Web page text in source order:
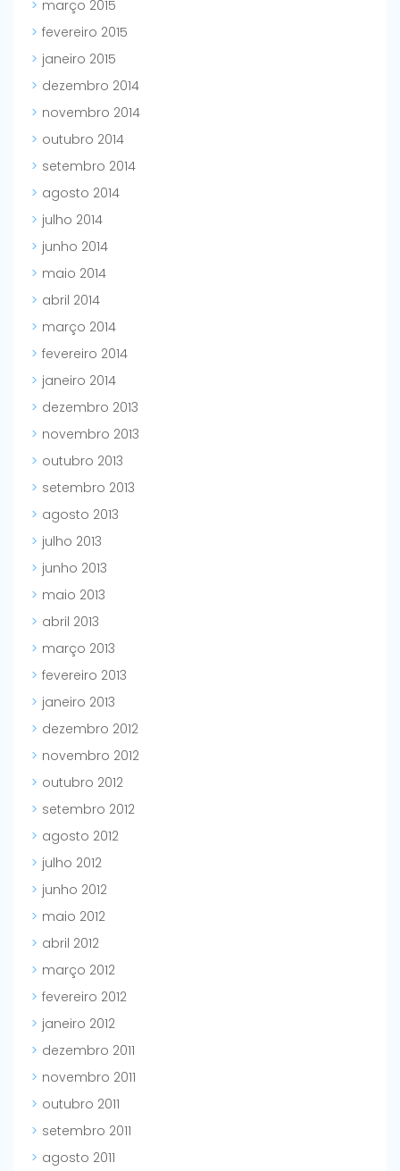
março 2015
fevereiro 2015
janeiro 2015
dezembro 2014
novembro 2014
outubro 2014
setembro 2014
agosto 2014
julho 2014
junho 2014
maio 2014
abril 2014
março 2014
fevereiro 2014
janeiro 2014
dezembro 2013
novembro 2013
outubro 2013
setembro 2013
agosto 2013
julho 2013
junho 2013
maio 2013
abril 2013
março 2013
fevereiro 2013
janeiro 2013
dezembro 2012
novembro 2012
outubro 2012
setembro 2012
agosto 2012
julho 2012
junho 2012
maio 2012
abril 2012
março 2012
fevereiro 2012
janeiro 2012
dezembro 2011
novembro 2011
outubro 2011
setembro 2011
agosto 2011